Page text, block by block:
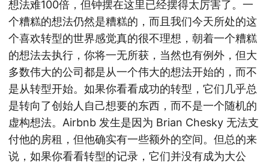
想法难100倍，但钟摆在这里已经摆得太厉害了。一
个糟糕的想法仍然是糟糕的，而且我们今天所处的这
个喜欢转型的世界感觉真的很不理想，朝着一个糟糕
的想法去执行，你将一无所获，当然也有例外，但大
多数伟大的公司都是从一个伟大的想法开始的，而不
是从转型开始。如果你看看成功的转型，它们几乎总
是转向了创始人自己想要的东西，而不是一个随机的
虚构想法。Airbnb 发生是因为 Brian Chesky 无法支
付他的房租，但他确实有一些额外的空间。但总的来
说，如果你看看转型的记录，它们并没有成为大公